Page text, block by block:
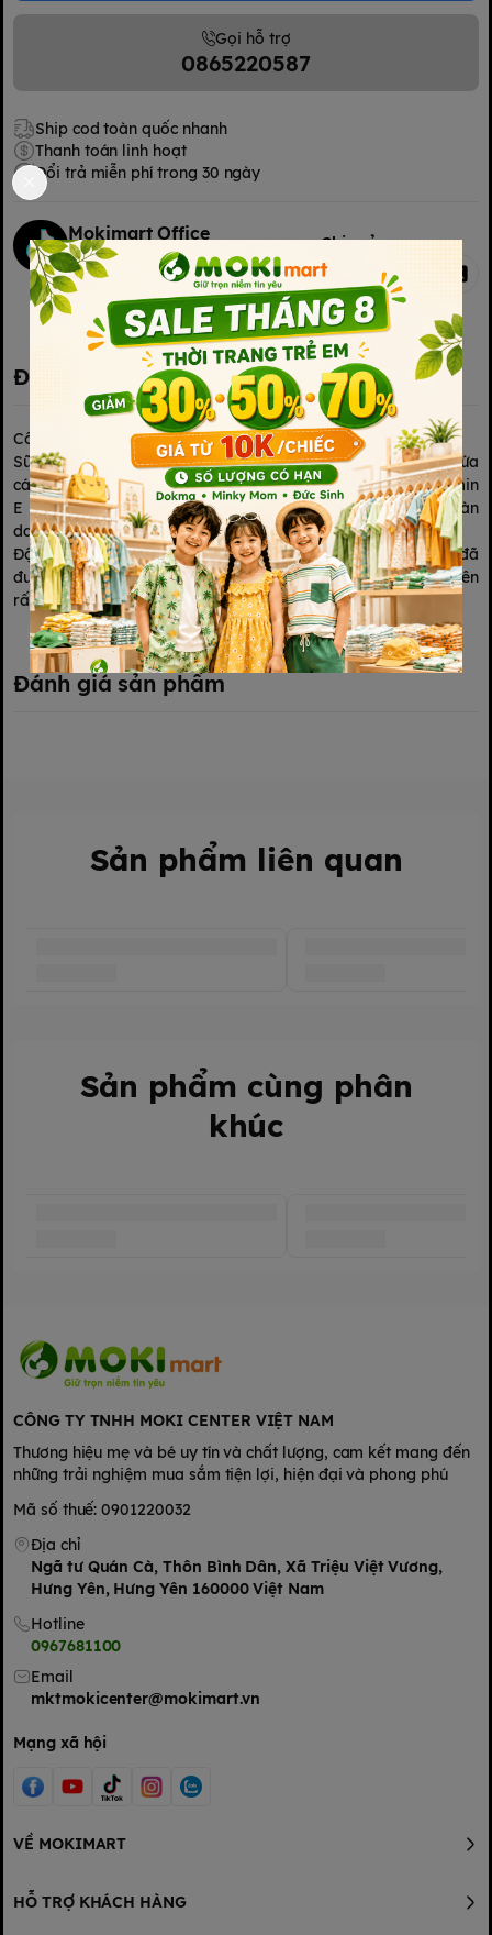
Gọi hỗ trợ
0865220587
Ship cod toàn quốc nhanh
Thanh toán linh hoạt
Đổi trả miễn phí trong 30 ngày
Mokimart Office
Kết nối với chúng tôi
Kết nối với chúng tôi
Chia sẻ
Đặc điểm nổi bật
Công dụng của sữa tắm gội cho bé Dnee xanh dương 380ml
Sữa tắm gội toàn thân cho bé Dnee xanh dương 380ml có chứa
các thành phần tự nhiên như nước khoáng, mật ong và vitamin
E nuôi dưỡng, làm sạch nhẹ nhàng và giúp bé nhà mình có làn
da và mái tóc luôn mềm mại và suôn mượt.
Độ pH của sữa tắm gội cho bé D-nee đạt mức cân bằng, đã
được kiểm nghiệm không gây nguy hiểm cho da và mắt nên
rất an toàn cho bé khi sử dụng
Đánh giá sản phẩm
Sản phẩm liên quan
Sản phẩm cùng phân
khúc
CÔNG TY TNHH MOKI CENTER VIỆT NAM
Thương hiệu mẹ và bé uy tín và chất lượng, cam kết mang đến
những trải nghiệm mua sắm tiện lợi, hiện đại và phong phú
Mã số thuế: 0901220032
Địa chỉ
Ngã tư Quán Cà, Thôn Bình Dân, Xã Triệu Việt Vương,
Hưng Yên, Hưng Yên 160000 Việt Nam
Hotline
0967681100
Email
mktmokicenter@mokimart.vn
Mạng xã hội
VỀ MOKIMART
HỖ TRỢ KHÁCH HÀNG